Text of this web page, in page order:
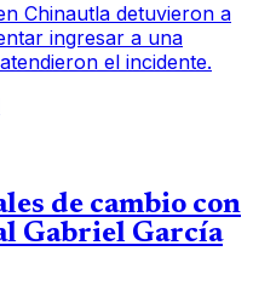
Chinautla detuvieron a
ingresar a una
el incidente.
de cambio con
Gabriel García